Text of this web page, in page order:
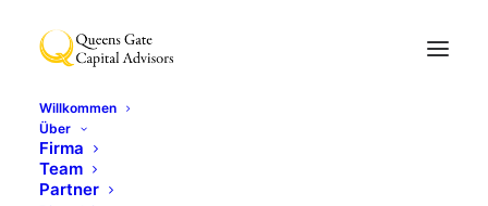
Willkommen
Über
Firma
Team
Partner